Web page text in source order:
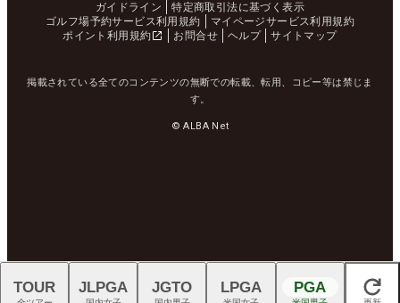
ガイドライン
特定商取引法に基づく表示
ゴルフ場予約サービス利用規約
マイページサービス利用規約
ポイント利用規約
お問合せ ヘルプ サイトマップ
掲載されている全てのコンテンツの無断での転載、転用、コピー等は禁じま
す。
© ALBA Net
閉じる
TOUR JLPGA JGTO LPGA PGA